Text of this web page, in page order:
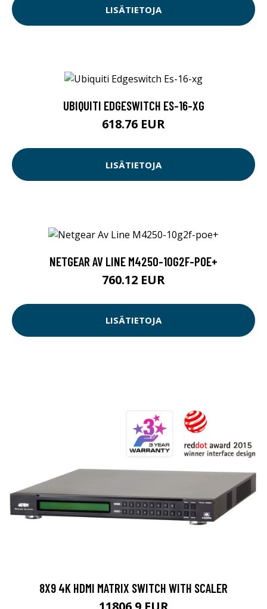
LISÄTIETOJA
UBIQUITI EDGESWITCH ES-16-XG
618.76 EUR
LISÄTIETOJA
NETGEAR AV LINE M4250-10G2F-POE+
760.12 EUR
LISÄTIETOJA
8X9 4K HDMI MATRIX SWITCH WITH SCALER